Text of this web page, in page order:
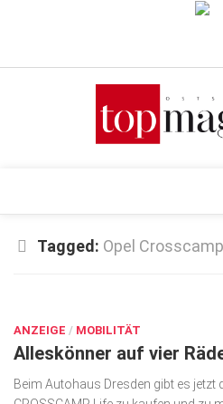
Verkaufsstellen
Top Gesundheitsforum
Geschäft
gesund & schön
Gesellschaft
Tagged: Opel Crosscamp
ANZEIGE / MOBILITÄT
Alleskönner auf vier
Beim Autohaus Dresden gibt es jetzt